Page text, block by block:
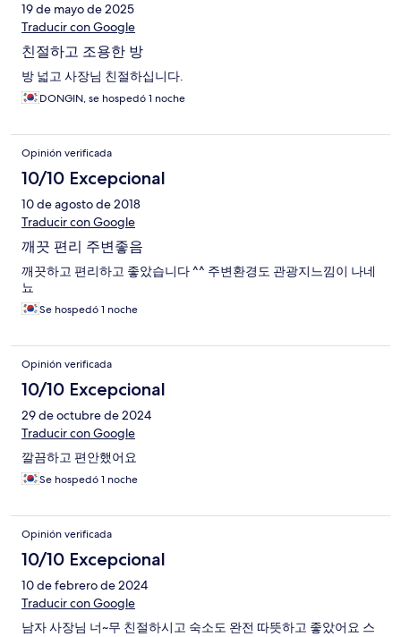
19 de mayo de 2025
Traducir con Google
친절하고 조용한 방
방 넓고 사장님 친절하십니다.
DONGIN, se hospedó 1 noche
Opinión verificada
10/10 Excepcional
10 de agosto de 2018
Traducir con Google
깨끗 편리 주변좋음
깨끗하고 편리하고 좋았습니다 ^^ 주변환경도 관광지느낌이 나네
뇨
Se hospedó 1 noche
Opinión verificada
10/10 Excepcional
29 de octubre de 2024
Traducir con Google
깔끔하고 편안했어요
Se hospedó 1 noche
Opinión verificada
10/10 Excepcional
10 de febrero de 2024
Traducir con Google
남자 사장님 너~무 친절하시고 숙소도 완전 따뜻하고 좋았어요 스